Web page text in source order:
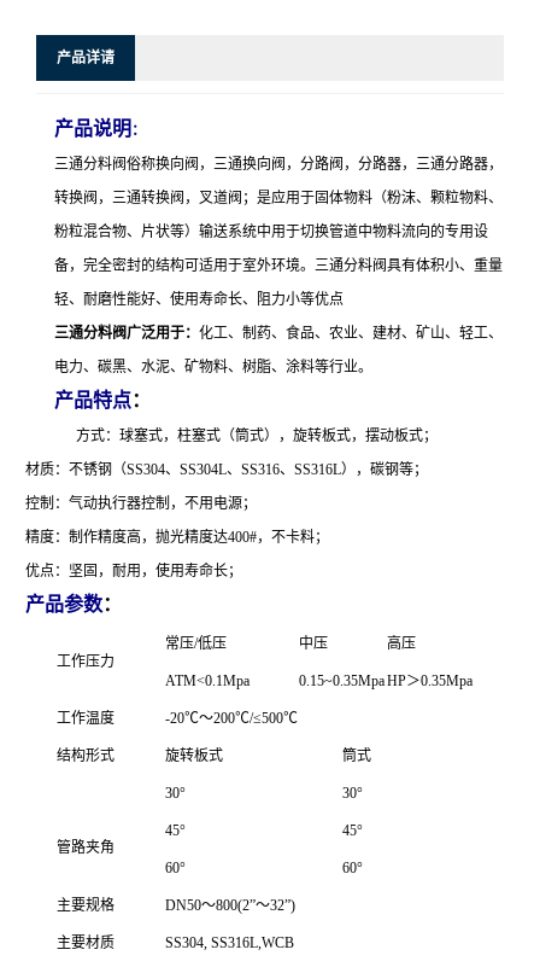
产品详请
产品说明 ：
三通分料阀俗称换向阀，三通换向阀，分路阀，分路器，三通分路器，
转换阀，三通转换阀，叉道阀 ；是应用于固体物料（粉沫、颗粒物料、
粉粒混合物、片状等）输送系统中用于切换管道中物料流向的专用设
备，完全密封的结构可适用于室外环境。三通分料阀具有体积小、重量
轻、耐磨性能好、使用寿命长、阻力小等优点
三通分料阀广泛用于： 化工、制药、食品、农业、建材、矿山、轻工、
电力、碳黑、水泥、矿物料、树脂、涂料等行业。
产品特点：
方式：球塞式，柱塞式（筒式），旋转板式，摆动板式；
材质：不锈钢（SS304、SS304L、SS316、SS316L），碳钢等；
控制：气动执行器控制，不用电源；
精度：制作精度高，抛光精度达400#，不卡料；
优点：坚固，耐用，使用寿命长；
产品参数：
工作压力
常压/低压 中压 高压
ATM<0.1Mpa 0.15~0.35MpaHP＞0.35Mpa
工作温度 -20℃～200℃/≤500℃
结构形式 旋转板式 筒式
管路夹角
30° 30°
45° 45°
60° 60°
主要规格 DN50～800(2”～32”)
主要材质 SS304, SS316L,WCB